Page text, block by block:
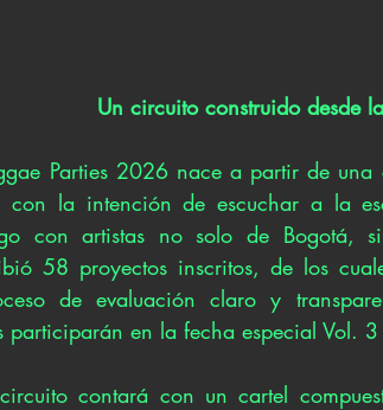
Un circuito construido desde
Parties 2026 nace a partir de
la intención de escuchar a la
con artistas no solo de Bogotá,
58 proyectos inscritos, de los
de evaluación claro y
participarán en la fecha especial Vol.
contará con un cartel